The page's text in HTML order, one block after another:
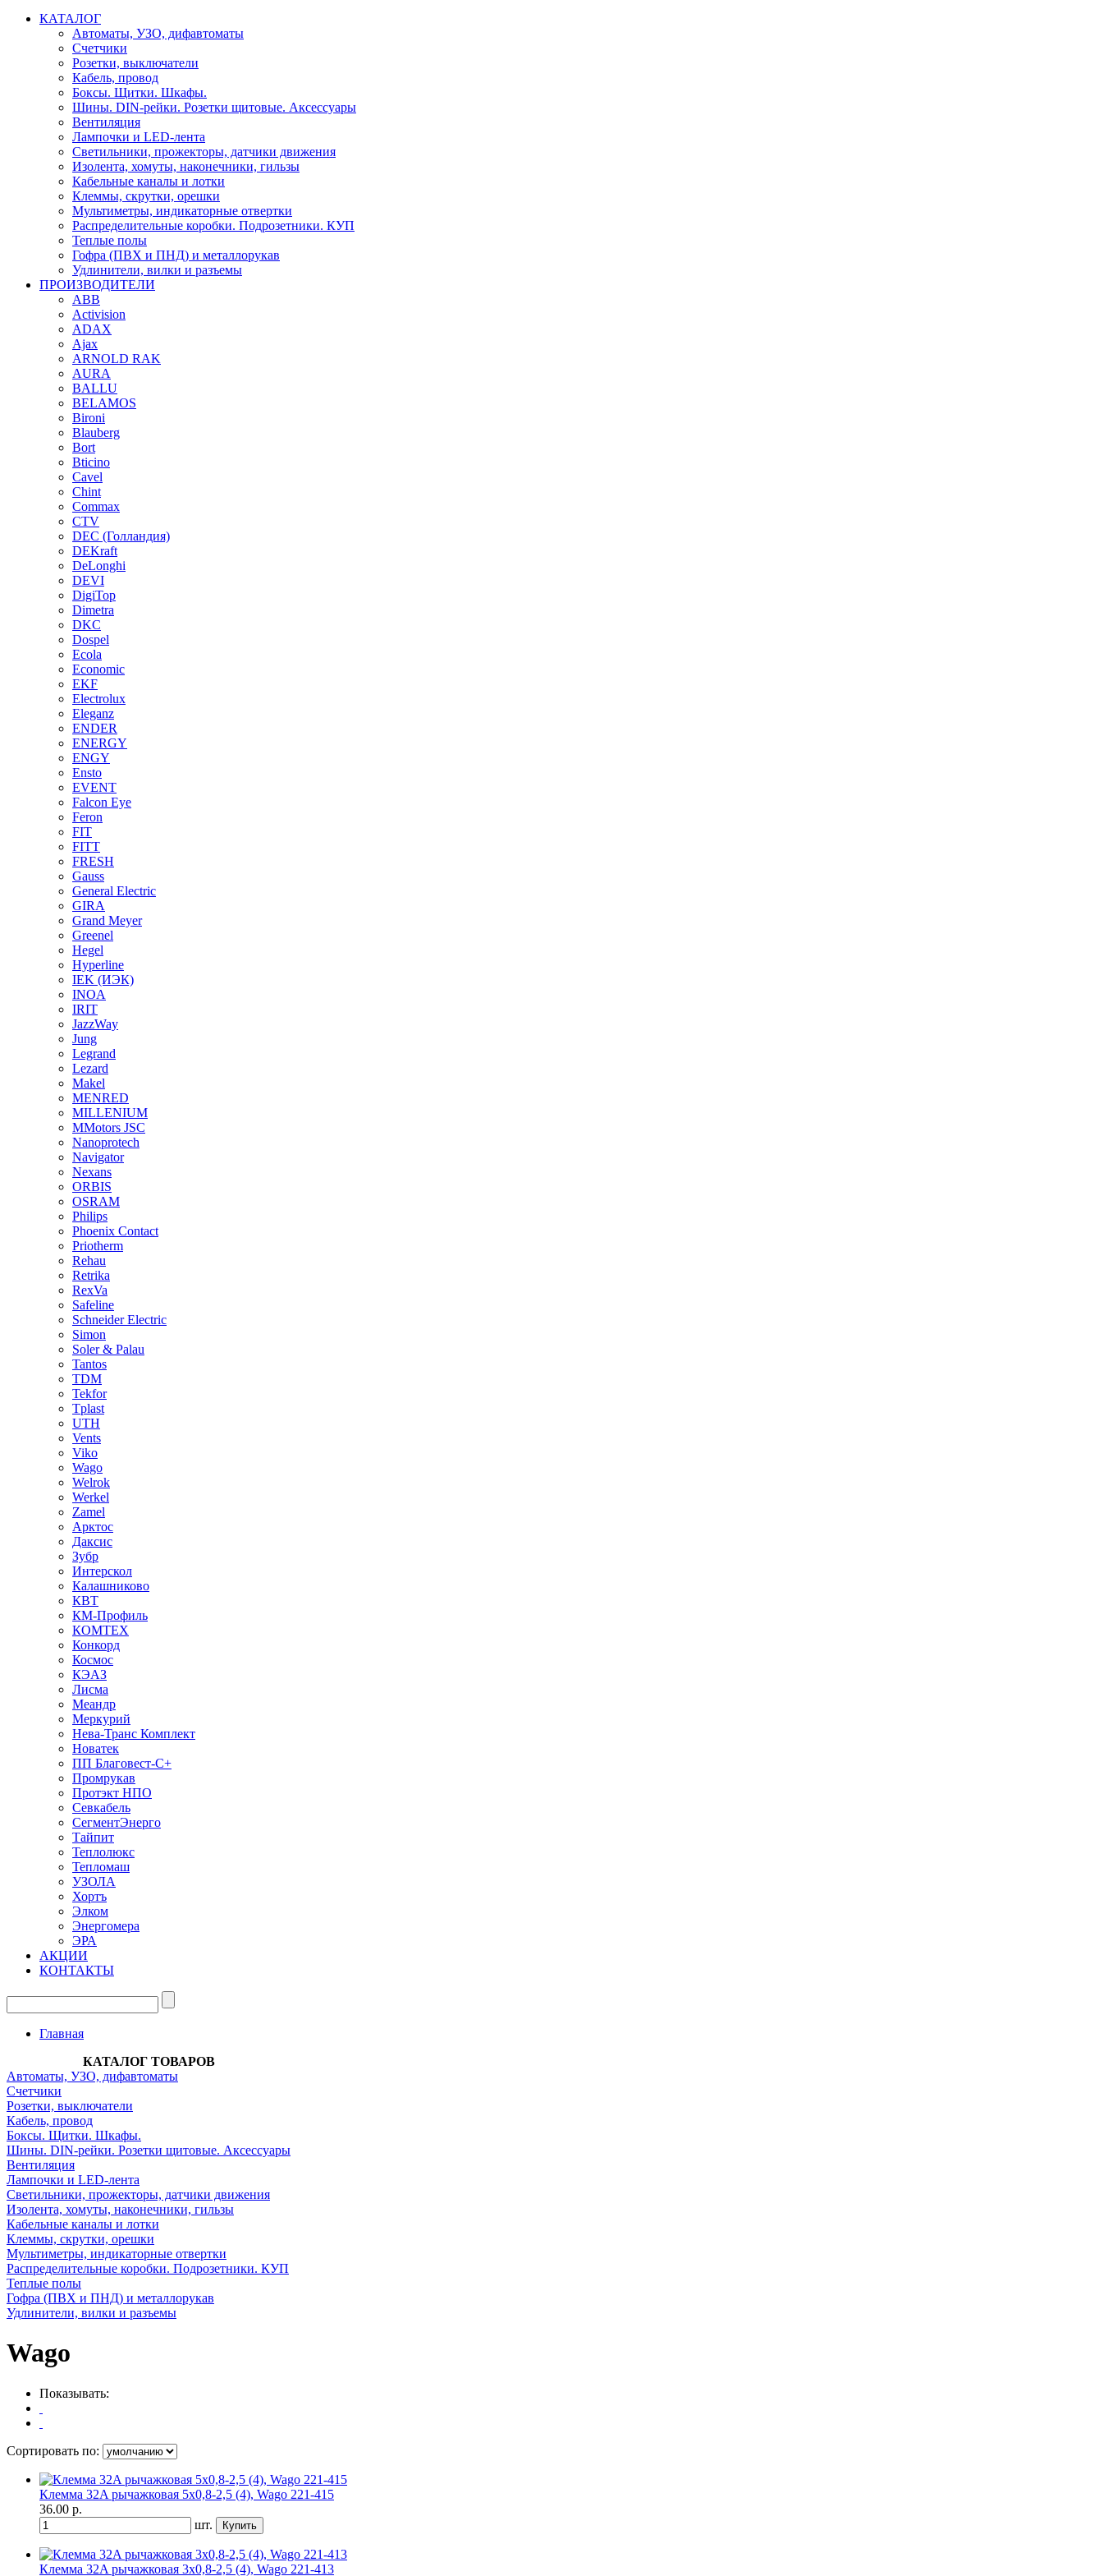
КАТАЛОГ
Автоматы, УЗО, дифавтоматы
Счетчики
Розетки, выключатели
Кабель, провод
Боксы. Щитки. Шкафы.
Шины. DIN-рейки. Розетки щитовые. Аксессуары
Вентиляция
Лампочки и LED-лента
Светильники, прожекторы, датчики движения
Изолента, хомуты, наконечники, гильзы
Кабельные каналы и лотки
Клеммы, скрутки, орешки
Мультиметры, индикаторные отвертки
Распределительные коробки. Подрозетники. КУП
Теплые полы
Гофра (ПВХ и ПНД) и металлорукав
Удлинители, вилки и разъемы
ПРОИЗВОДИТЕЛИ
ABB
Activision
ADAX
Ajax
ARNOLD RAK
AURA
BALLU
BELAMOS
Bironi
Blauberg
Bort
Bticino
Cavel
Chint
Commax
CTV
DEC (Голландия)
DEKraft
DeLonghi
DEVI
DigiTop
Dimetra
DKC
Dospel
Ecola
Economic
EKF
Electrolux
Eleganz
ENDER
ENERGY
ENGY
Ensto
EVENT
Falcon Eye
Feron
FIT
FITT
FRESH
Gauss
General Electric
GIRA
Grand Meyer
Greenel
Hegel
Hyperline
IEK (ИЭК)
INOA
IRIT
JazzWay
Jung
Legrand
Lezard
Makel
MENRED
MILLENIUM
MMotors JSC
Nanoprotech
Navigator
Nexans
ORBIS
OSRAM
Philips
Phoenix Contact
Priotherm
Rehau
Retrika
RexVa
Safeline
Schneider Electric
Simon
Soler & Palau
Tantos
TDM
Tekfor
Tplast
UTH
Vents
Viko
Wago
Welrok
Werkel
Zamel
Арктос
Даксис
Зубр
Интерскол
Калашниково
КВТ
КМ-Профиль
КОМТЕХ
Конкорд
Космос
КЭАЗ
Лисма
Меандр
Меркурий
Нева-Транс Комплект
Новатек
ПП Благовест-С+
Промрукав
Протэкт НПО
Севкабель
СегментЭнерго
Тайпит
Теплолюкс
Тепломаш
УЗОЛА
Хортъ
Элком
Энергомера
ЭРА
АКЦИИ
КОНТАКТЫ
Главная
КАТАЛОГ ТОВАРОВ
Автоматы, УЗО, дифавтоматы
Счетчики
Розетки, выключатели
Кабель, провод
Боксы. Щитки. Шкафы.
Шины. DIN-рейки. Розетки щитовые. Аксессуары
Вентиляция
Лампочки и LED-лента
Светильники, прожекторы, датчики движения
Изолента, хомуты, наконечники, гильзы
Кабельные каналы и лотки
Клеммы, скрутки, орешки
Мультиметры, индикаторные отвертки
Распределительные коробки. Подрозетники. КУП
Теплые полы
Гофра (ПВХ и ПНД) и металлорукав
Удлинители, вилки и разъемы
Wago
Показывать:
Сортировать по:
Клемма 32A рычажковая 5х0,8-2,5 (4), Wago 221-415
36.00 р.
шт.
Клемма 32A рычажковая 3х0,8-2,5 (4), Wago 221-413